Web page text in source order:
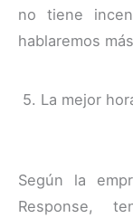
no tiene
hablaremos
5. La mejor
Según la
Response,